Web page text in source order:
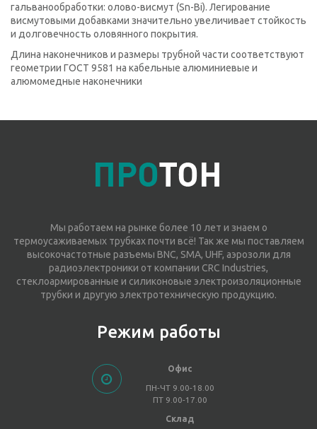
гальванообработки: олово-висмут (Sn-Bi). Легирование
висмутовыми добавками значительно увеличивает стойкость
и долговечность оловянного покрытия.
Длина наконечников и размеры трубной части соответствуют
геометрии ГОСТ 9581 на кабельные алюминиевые и
алюмомедные наконечники
Мы работаем на рынке более 10 лет и знаем о
термоусаживаемых трубках почти всё! Так же мы поставляем
высокочастотные разъемы BNC, SMA, UHF, аэрозоли для
радиоэлектроники от компании CRC Industries,
стеклоармированные и силиконовые электроизоляционные
трубки и другую электротехническую продукцию.
Режим работы
Офис
ПН-ЧТ 9.00-18.00
ПТ 9.00-17.00
Склад